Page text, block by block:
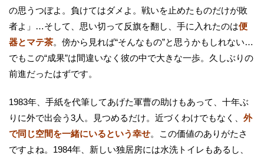
の思うつぼよ。負けてはダメよ。戦いを止めたものだけが敗
者よ」…そして、思い切って反旗を翻し、手に入れたのは便
器とマテ茶。傍から見れば“そんなもの”と思うかもしれない…
でもこの“成果”は間違いなく彼の中で大きな一歩。久しぶりの
前進だったはずです。
1983年、手紙を代筆してあげた軍曹の助けもあって、十年ぶ
りに外で出会う3人。見つめるだけ。近づくわけでもなく、 外
で同じ空間を一緒にいるという幸せ。この価値のありがたさ
ですよね。1984年、新しい独居房には水洗トイレもあるし、